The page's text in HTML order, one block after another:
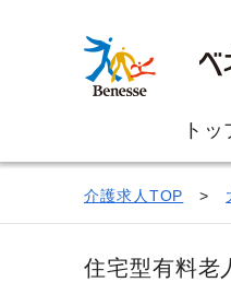
トッ
介護求人TOP
住宅型有料老